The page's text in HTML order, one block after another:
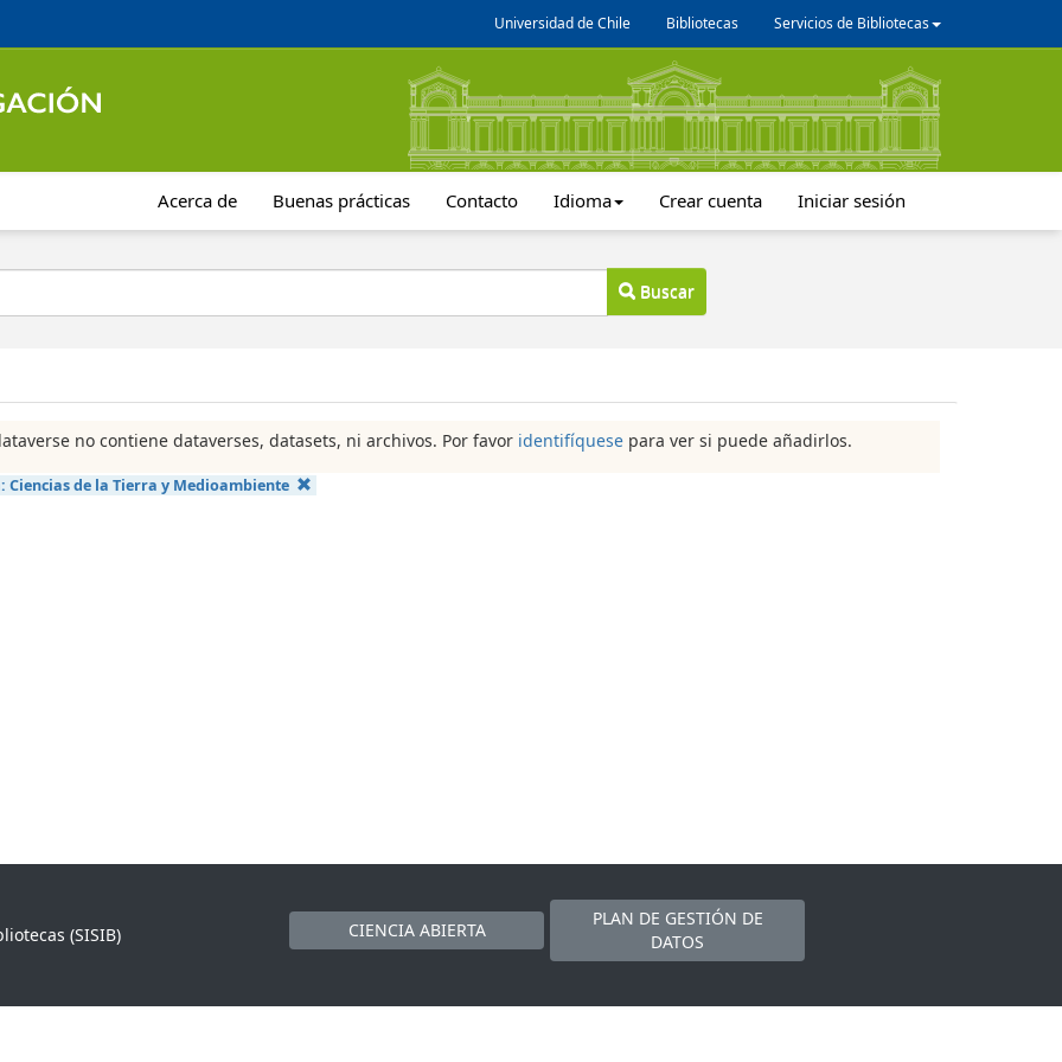
Universidad de Chile Bibliotecas Servicios de Bibliotecas
Acerca de Buenas prácticas Contacto Idioma Crear cuenta Iniciar sesión
Buscar
no contiene dataverses, datasets, ni archivos. Por favor identifíquese para ver si puede añadirlos.
Ciencias de la Tierra y Medioambiente
(SISIB)
CIENCIA ABIERTA
PLAN DE GESTIÓN DE
DATOS